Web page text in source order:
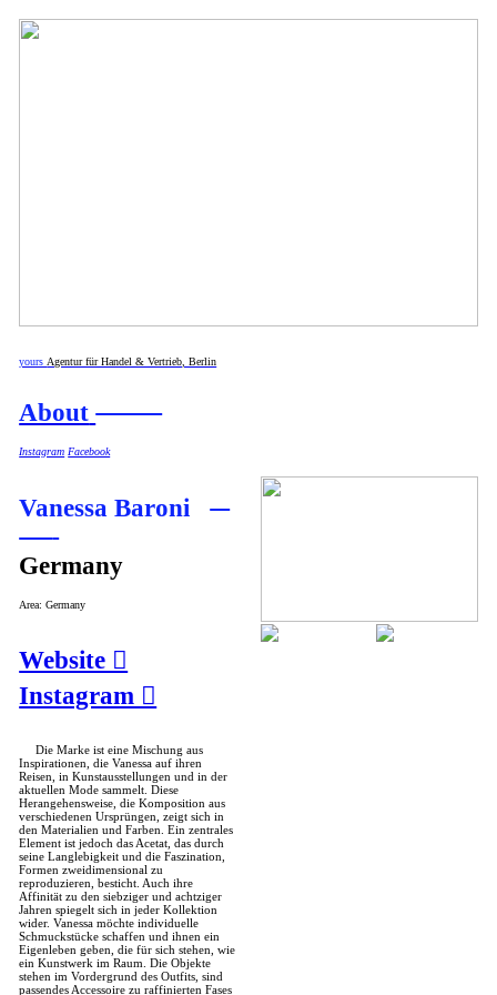
yoursAgentur für Handel & Vertrieb, Berlin
About
Instagram Facebook
Vanessa Baroni
Germany
Area: Germany
Website ︎
Instagram ︎
Die Marke ist eine Mischung aus
Inspirationen, die Vanessa auf ihren
Reisen, in Kunstausstellungen und in der
aktuellen Mode sammelt. Diese
Herangehensweise, die Komposition aus
verschiedenen Ursprüngen, zeigt sich in
den Materialien und Farben. Ein zentrales
Element ist jedoch das Acetat, das durch
seine Langlebigkeit und die Faszination,
Formen zweidimensional zu
reproduzieren, besticht. Auch ihre
Affinität zu den siebziger und achtziger
Jahren spiegelt sich in jeder Kollektion
wider. Vanessa möchte individuelle
Schmuckstücke schaffen und ihnen ein
Eigenleben geben, die für sich stehen, wie
ein Kunstwerk im Raum. Die Objekte
stehen im Vordergrund des Outfits, sind
passendes Accessoire zu raffinierten Fases